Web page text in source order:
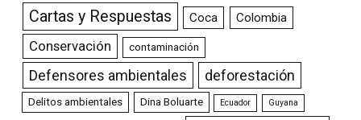
Cartas y Respuestas Coca Colombia
Conservación contaminación
Defensores ambientales deforestación
Delitos ambientales Dina Boluarte Ecuador Guyana